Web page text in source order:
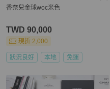
香奈兒金球woc米色
TWD 90,000
現折 2,000
狀況良好 本地 免運